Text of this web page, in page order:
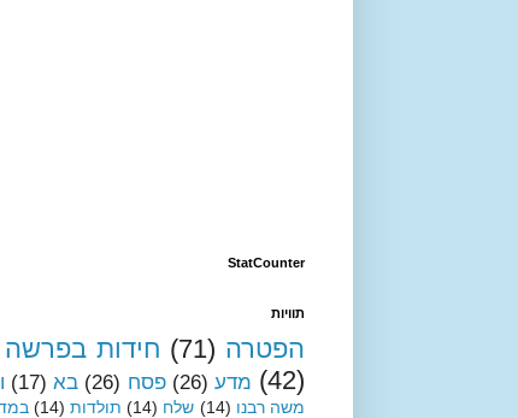
StatCounter
תוויות
הפטרה (71) חידות בפרשה
(42) מדע (26) פסח (26) בא (17)
משה רבנו (14) שלח (14) תולדות (14)